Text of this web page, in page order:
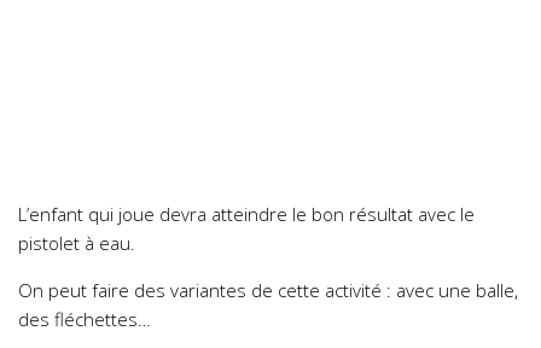
L’enfant qui joue devra atteindre le bon résultat avec le
pistolet à eau.
On peut faire des variantes de cette activité : avec une balle,
des fléchettes…